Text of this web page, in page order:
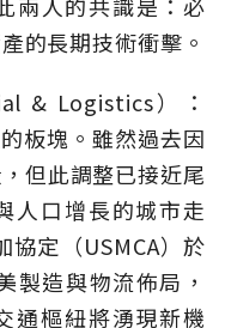
的長期技術衝擊。
& Logistics）：
板塊。雖然過去因
但此調整已接近尾
人口增長的城市走
定（USMCA）於
製造與物流佈局，
通樞紐將湧現新機